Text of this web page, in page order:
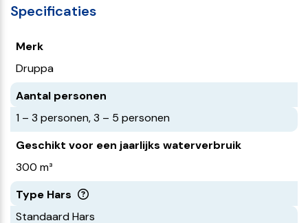
Specificaties
Merk
Druppa
Aantal personen
1 – 3 personen, 3 – 5 personen
Geschikt voor een jaarlijks waterverbruik
300 m³
Type Hars
Standaard Hars